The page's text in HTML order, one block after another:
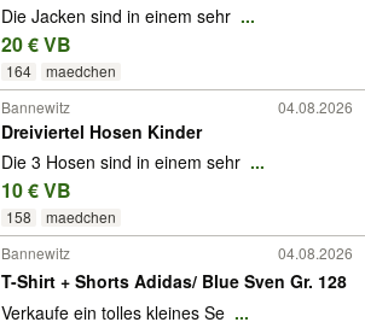
Die Jacken sind in einem sehr ...
20 € VB
164
maedchen
Bannewitz
04.08.2026
Dreiviertel Hosen Kinder
Die 3 Hosen sind in einem sehr ...
10 € VB
158 maedchen
Bannewitz 04.08.2026
T-Shirt + Shorts Adidas/ Blue Sven Gr. 128
Verkaufe ein tolles kleines Se ...